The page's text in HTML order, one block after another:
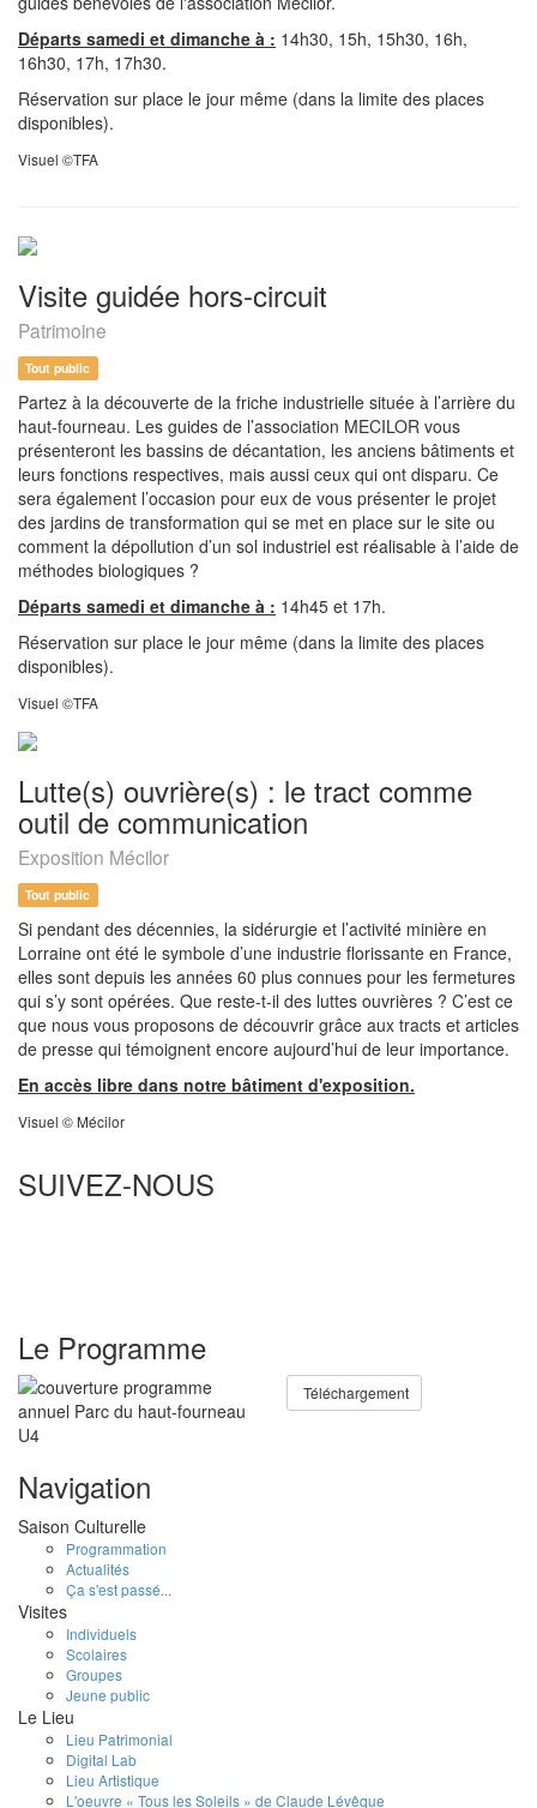
Départs samedi et dimanche à : 14h30, 15h, 15h30, 16h,
16h30, 17h, 17h30.
Réservation sur place le jour même (dans la limite des places
disponibles).
Visuel ©TFA
Visite guidée hors-circuit
Patrimoine
Tout public
Partez à la découverte de la friche industrielle située à l’arrière du
haut-fourneau. Les guides de l’association MECILOR vous
présenteront les bassins de décantation, les anciens bâtiments et
leurs fonctions respectives, mais aussi ceux qui ont disparu. Ce
sera également l’occasion pour eux de vous présenter le projet
des jardins de transformation qui se met en place sur le site ou
comment la dépollution d’un sol industriel est réalisable à l’aide de
méthodes biologiques ?
Départs samedi et dimanche à : 14h45 et 17h.
Réservation sur place le jour même (dans la limite des places
disponibles).
Visuel ©TFA
Lutte(s) ouvrière(s) : le tract comme
outil de communication
Exposition Mécilor
Tout public
Si pendant des décennies, la sidérurgie et l’activité minière en
Lorraine ont été le symbole d’une industrie florissante en France,
elles sont depuis les années 60 plus connues pour les fermetures
qui s’y sont opérées. Que reste-t-il des luttes ouvrières ? C’est ce
que nous vous proposons de découvrir grâce aux tracts et articles
de presse qui témoignent encore aujourd’hui de leur importance.
En accès libre dans notre bâtiment d'exposition.
Visuel © Mécilor
SUIVEZ-NOUS
Le Programme
Téléchargement
Navigation
Saison Culturelle
Programmation
Actualités
Ça s'est passé...
Visites
Individuels
Scolaires
Groupes
Jeune public
Le Lieu
Lieu Patrimonial
Digital Lab
Lieu Artistique
L'oeuvre « Tous les Soleils » de Claude Lévêque